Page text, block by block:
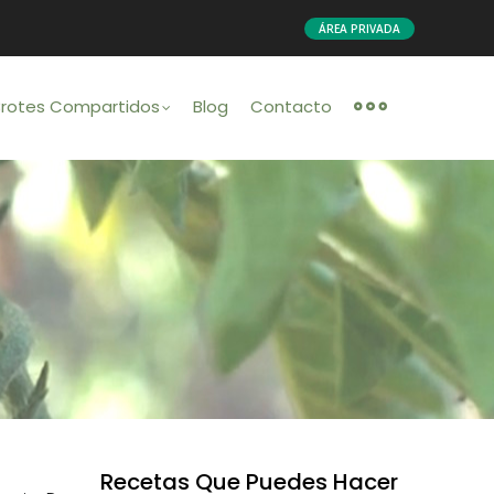
ÁREA PRIVADA
Compartidos Blog Contacto
Recetas Que Puedes Hacer